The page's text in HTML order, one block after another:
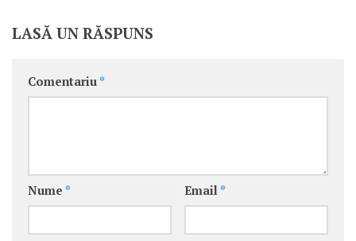
LASĂ UN RĂSPUNS
Comentariu *
Nume * Email *